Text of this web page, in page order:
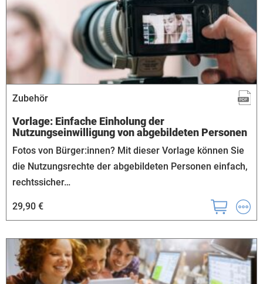
Zubehör
Vorlage: Einfache Einholung der
Nutzungseinwilligung von abgebildeten Personen
Fotos von Bürger:innen? Mit dieser Vorlage können Sie
die Nutzungsrechte der abgebildeten Personen einfach,
rechtssicher…
29,90 €